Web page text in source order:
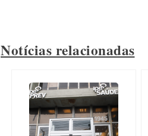
Notícias relacionadas